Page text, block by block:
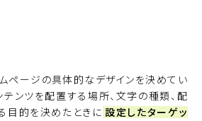
ページの具体的なデザインを決めてい
テンツを配置する場所、文字の種類、配
目的を決めたときに 設定したターゲッ